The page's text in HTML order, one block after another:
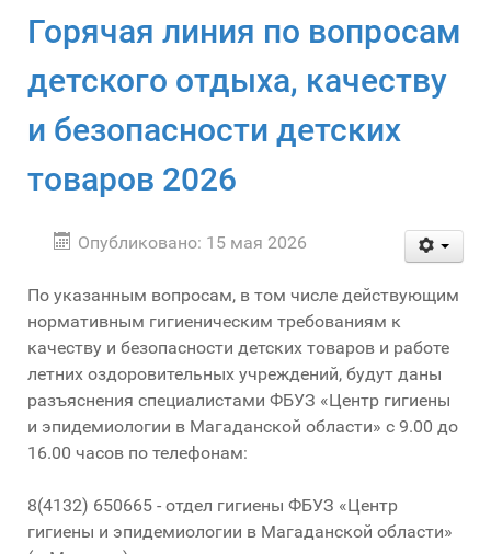
Горячая линия по вопросам
детского отдыха, качеству
и безопасности детских
товаров 2026
Опубликовано: 15 мая 2026
По указанным вопросам, в том числе действующим
нормативным гигиеническим требованиям к
качеству и безопасности детских товаров и работе
летних оздоровительных учреждений, будут даны
разъяснения специалистами ФБУЗ «Центр гигиены
и эпидемиологии в Магаданской области» с 9.00 до
16.00 часов по телефонам:
8(4132) 650665 - отдел гигиены ФБУЗ «Центр
гигиены и эпидемиологии в Магаданской области»